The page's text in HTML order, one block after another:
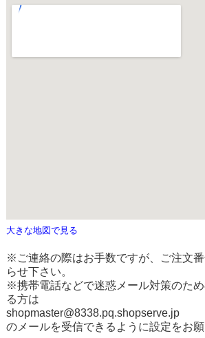
大きな地図で見る
※ご連絡の際はお手数ですが、ご注文
らせ下さい。
※携帯電話などで迷惑メール対策のた
る方は
shopmaster@8338.pq.shopserve.jp
のメールを受信できるように設定をお願